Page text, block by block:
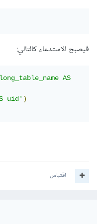
فيصبح الاستدعاء كالتالي:
AS
uid')
اقتباس